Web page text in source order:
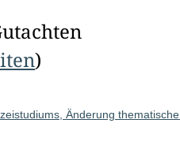
)
Änderung